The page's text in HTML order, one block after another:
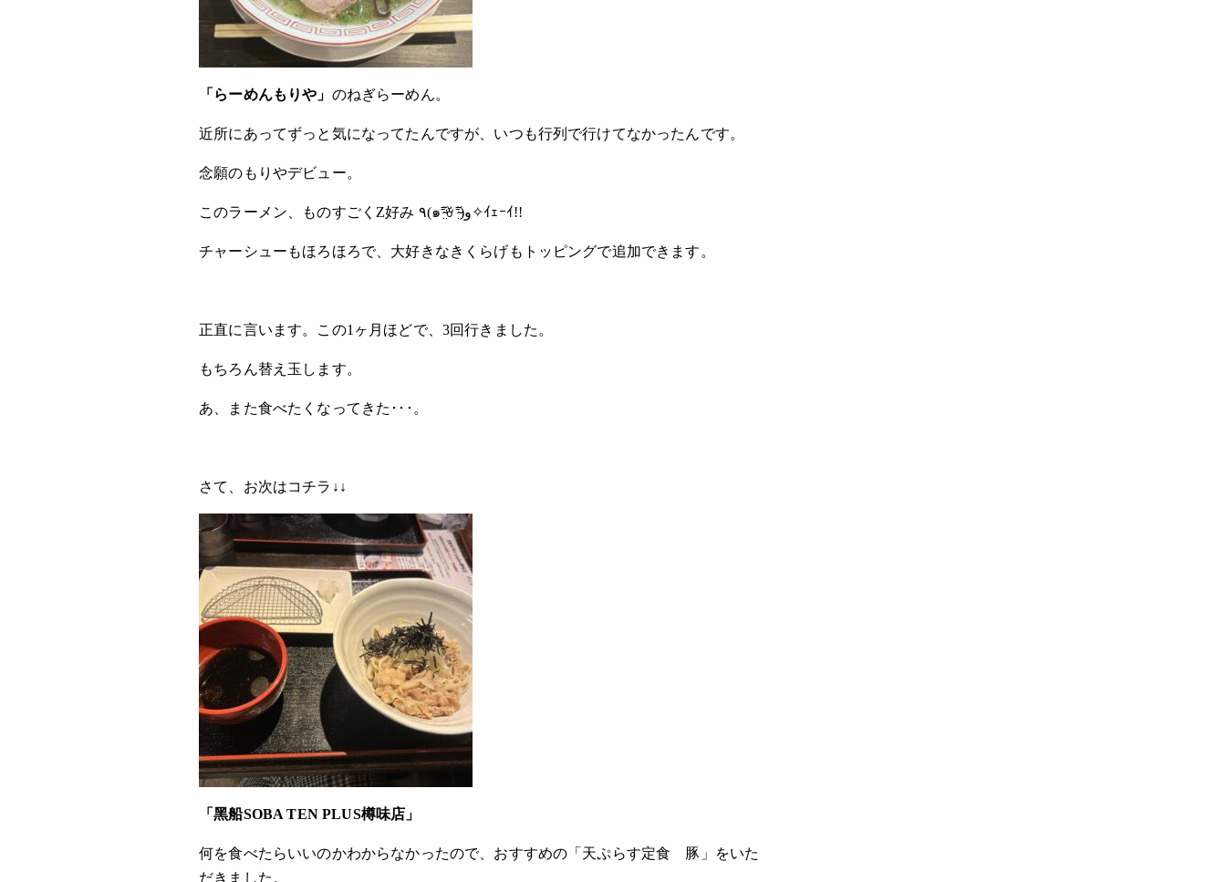
「らーめんもりや」 のねぎらーめん。
近所にあってずっと気になってたんですが、いつも行列で行けてなかったんです。
念願のもりやデビュー。
このラーメン、ものすごくZ好み ٩(๑⁼̴̤̆ꈊ⁼̴̤̆)و✧ｲｪｰｲ!!
チャーシューもほろほろで、大好きなきくらげもトッピングで追加できます。
正直に言います。この1ヶ月ほどで、3回行きました。
もちろん替え玉します。
あ、また食べたくなってきた･･･。
さて、お次はコチラ↓↓
「黑船SOBA TEN PLUS樽味店」
何を食べたらいいのかわからなかったので、おすすめの「天ぷらす定食 豚」をいた
だきました。